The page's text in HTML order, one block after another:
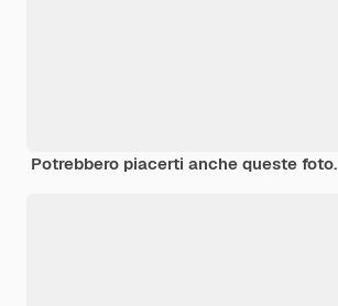
Potrebbero piacerti anche queste foto.